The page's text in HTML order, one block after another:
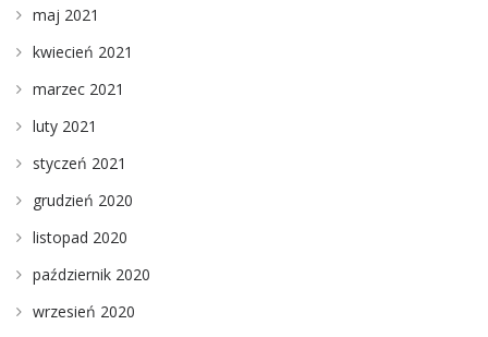
maj 2021
kwiecień 2021
marzec 2021
luty 2021
styczeń 2021
grudzień 2020
listopad 2020
październik 2020
wrzesień 2020